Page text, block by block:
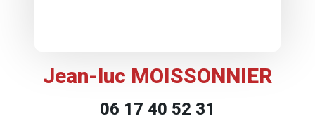
Jean-luc MOISSONNIER
06 17 40 52 31